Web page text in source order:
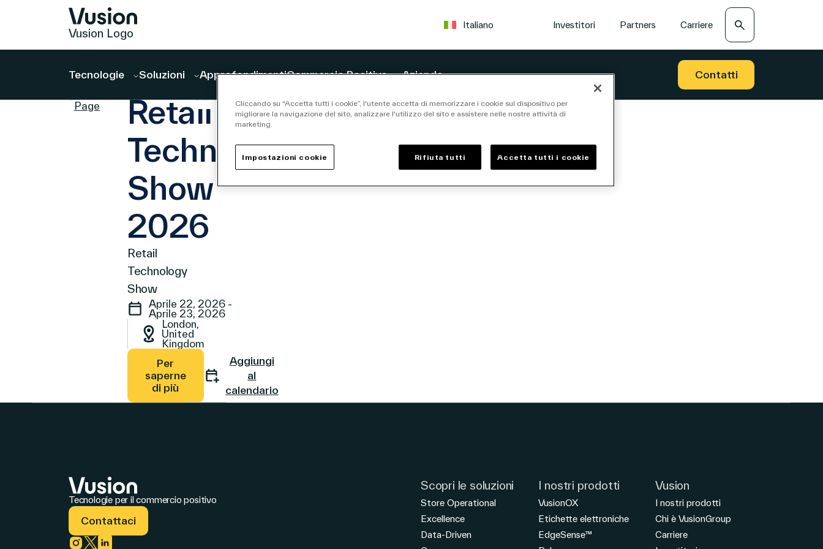
Vusion Logo
Italiano Investitori Partners Carriere Search
Tecnologie Soluzioni ApprofondimentiCommercio Positivo Azienda
Contatti
Page
Retail
Technology
Show
2026
Retail
Technology
Show
Aprile 22, 2026 -
Aprile 23, 2026
London,
United
Kingdom
Per
saperne
di più
Aggiungi
al
calendario
Tecnologie per il commercio positivo
Contattaci
Scopri le soluzioni
Store Operational
Excellence
Data-Driven
I nostri prodotti
VusionOX
Etichette elettroniche
EdgeSense™
Vusion
I nostri prodotti
Chi è VusionGroup
Carriere
Cliccando su “Accetta tutti i cookie”, l'utente accetta di memorizzare i cookie sul dispositivo per
migliorare la navigazione del sito, analizzare l'utilizzo del sito e assistere nelle nostre attività di
marketing.
Rifiuta tutti Accetta tutti i cookie
Impostazioni cookie